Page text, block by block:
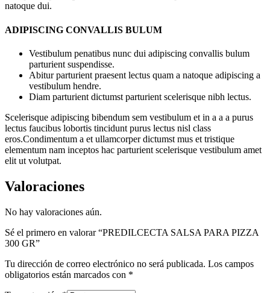
natoque dui.
ADIPISCING CONVALLIS BULUM
Vestibulum penatibus nunc dui adipiscing convallis bulum
parturient suspendisse.
Abitur parturient praesent lectus quam a natoque adipiscing a
vestibulum hendre.
Diam parturient dictumst parturient scelerisque nibh lectus.
Scelerisque adipiscing bibendum sem vestibulum et in a a a purus
lectus faucibus lobortis tincidunt purus lectus nisl class
eros.Condimentum a et ullamcorper dictumst mus et tristique
elementum nam inceptos hac parturient scelerisque vestibulum amet
elit ut volutpat.
Valoraciones
No hay valoraciones aún.
Sé el primero en valorar “PREDILCECTA SALSA PARA PIZZA
300 GR”
Tu dirección de correo electrónico no será publicada. Los campos
obligatorios están marcados con *